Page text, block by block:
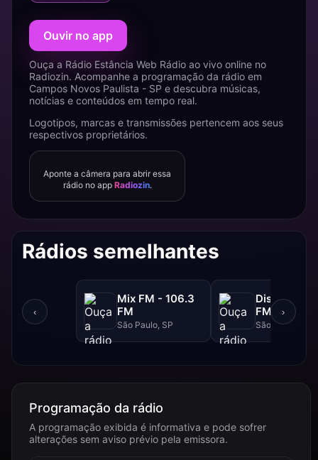
Ouvir no app
Ouça a Rádio Estância Web Rádio ao vivo online no
Radiozin. Acompanhe a programação da rádio em
Campos Novos Paulista - SP e descubra músicas,
notícias e conteúdos em tempo real.
Logotipos, marcas e transmissões pertencem aos seus
respectivos proprietários.
Aponte a câmera para abrir essa
rádio no app Radiozin.
Rádios semelhantes
‹
Mix FM - 106.3
FM
São Paulo, SP
Disney -
FM
São Paulo, SP
›
Programação da rádio
A programação exibida é informativa e pode sofrer
alterações sem aviso prévio pela emissora.